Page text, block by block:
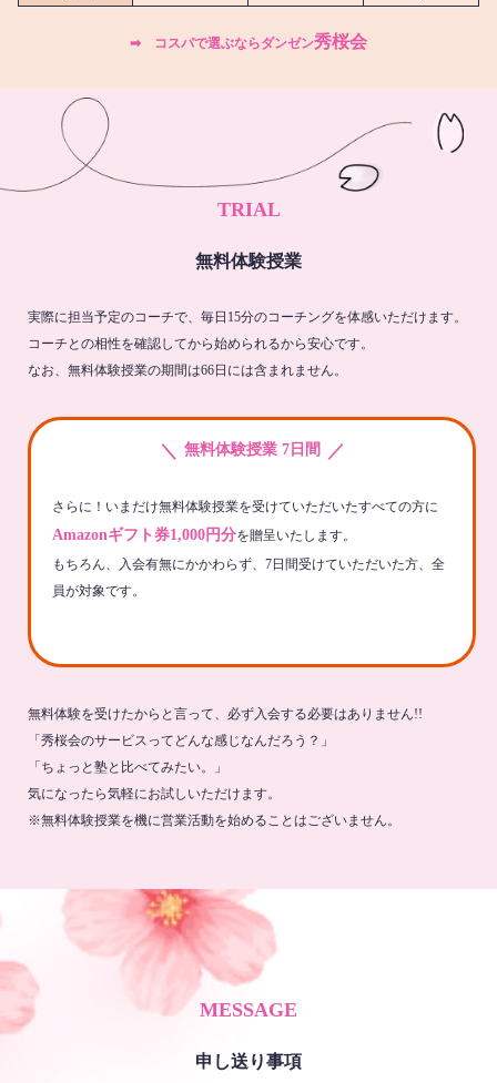
➡︎ コスパで選ぶならダンゼン秀桜会
TRIAL
無料体験授業
実際に担当予定のコーチで、毎日15分のコーチングを体感いただけます。
コーチとの相性を確認してから始められるから安心です。
なお、無料体験授業の期間は66日には含まれません。
＼ 無料体験授業 7日間 ／
さらに！いまだけ無料体験授業を受けていただいたすべての方に
Amazonギフト券1,000円分を贈呈いたします。
もちろん、入会有無にかかわらず、7日間受けていただいた方、全
員が対象です。
無料体験を受けたからと言って、必ず入会する必要はありません!!
「秀桜会のサービスってどんな感じなんだろう？」
「ちょっと塾と比べてみたい。」
気になったら気軽にお試しいただけます。
※無料体験授業を機に営業活動を始めることはございません。
MESSAGE
申し送り事項